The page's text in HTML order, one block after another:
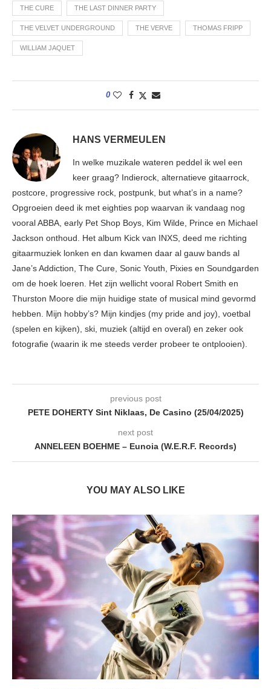
THE CURE THE LAST DINNER PARTY
THE VELVET UNDERGROUND THE VERVE THOMAS FRIPP
WILLIAM JAQUET
0
HANS VERMEULEN
In welke muzikale wateren peddel ik wel een
keer graag? Indierock, alternatieve gitaarrock,
postcore, progressive rock, postpunk, but what’s in a name?
Opgroeien deed ik met eighties pop waarvan ik vandaag nog
vooral ABBA, early Pet Shop Boys, Kim Wilde, Prince en Michael
Jackson onthoud. Het album Kick van INXS, deed me richting
gitaarmuziek lonken en dan kwamen daar al gauw bands al
Jane’s Addiction, The Cure, Sonic Youth, Pixies en Soundgarden
om de hoek loeren. Het zijn wellicht vooral Robert Smith en
Thurston Moore die mijn huidige state of musical mind gevormd
hebben. Mijn hobby’s? Mijn kindjes (my pride and joy), voetbal
(spelen en kijken), ski, muziek (altijd en overal) en zeker ook
fotografie (waarin ik me steeds verder probeer te ontplooien).
previous post
PETE DOHERTY Sint Niklaas, De Casino (25/04/2025)
next post
ANNELEEN BOEHME – Eunoia (W.E.R.F. Records)
YOU MAY ALSO LIKE